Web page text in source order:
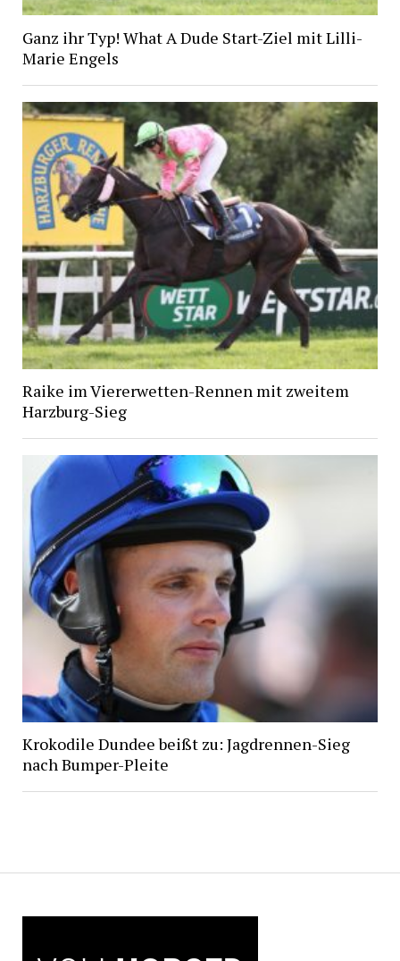
Ganz ihr Typ! What A Dude Start-Ziel mit Lilli-
Marie Engels
Raike im Viererwetten-Rennen mit zweitem
Harzburg-Sieg
Krokodile Dundee beißt zu: Jagdrennen-Sieg
nach Bumper-Pleite